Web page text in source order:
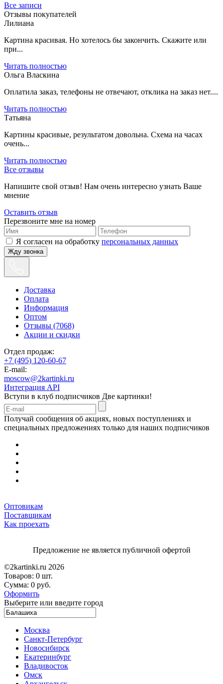
Все записи
Отзывы покупателей
Лилиана
Картина красивая. Но хотелось бы закончить. Скажите или
при...
Читать полностью
Ольга Власкина
Оплатила заказ, телефоны не отвечают, отклика на заказ нет....
Читать полностью
Татьяна
Картины красивые, результатом довольна. Схема на часах
очень...
Читать полностью
Все отзывы
Напишите свой отзыв! Нам очень интересно узнать Ваше
мнение
Оставить отзыв
Перезвоните мне на номер
Я согласен на обработку персональных данных
Жду звонка
Доставка
Оплата
Информация
Оптом
Отзывы (7068)
Акции и скидки
Отдел продаж:
+7 (495) 120-60-67
E-mail:
moscow@2kartinki.ru
Интеграция API
Вступи в клуб подписчиков Две картинки!
Получай сообщения об акциях, новых поступлениях и
специальных предложениях только для наших подписчиков
Оптовикам
Поставщикам
Как проехать
Предложение не является публичной офертой
©2kartinki.ru 2026
Товаров: 0 шт.
Сумма: 0 руб.
Оформить
Выберите или введите город
Москва
Санкт-Петербург
Новосибирск
Екатеринбург
Владивосток
Омск